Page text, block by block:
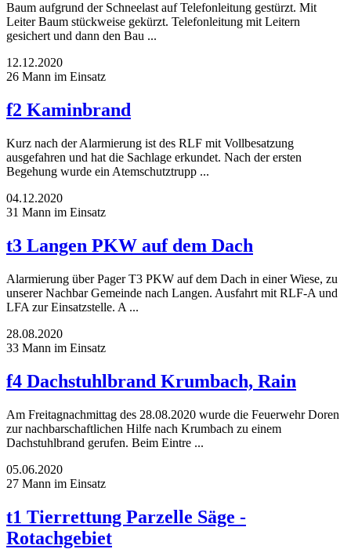
Baum aufgrund der Schneelast auf Telefonleitung gestürzt. Mit
Leiter Baum stückweise gekürzt. Telefonleitung mit Leitern
gesichert und dann den Bau ...
12.12.2020
26 Mann im Einsatz
f2 Kaminbrand
Kurz nach der Alarmierung ist des RLF mit Vollbesatzung
ausgefahren und hat die Sachlage erkundet. Nach der ersten
Begehung wurde ein Atemschutztrupp ...
04.12.2020
31 Mann im Einsatz
t3 Langen PKW auf dem Dach
Alarmierung über Pager T3 PKW auf dem Dach in einer Wiese, zu
unserer Nachbar Gemeinde nach Langen. Ausfahrt mit RLF-A und
LFA zur Einsatzstelle. A ...
28.08.2020
33 Mann im Einsatz
f4 Dachstuhlbrand Krumbach, Rain
Am Freitagnachmittag des 28.08.2020 wurde die Feuerwehr Doren
zur nachbarschaftlichen Hilfe nach Krumbach zu einem
Dachstuhlbrand gerufen. Beim Eintre ...
05.06.2020
27 Mann im Einsatz
t1 Tierrettung Parzelle Säge -
Rotachgebiet